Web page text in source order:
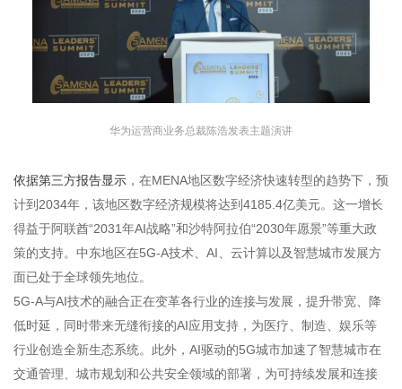
华为运营商业务总裁陈浩发表主题演讲
依据第三方报告显示 ，在MENA地区数字经济快速转型的趋势下，预
计到2034年，该地区数字经济规模将达到4185.4亿美元。这一增长
得益于阿联酋“2031年AI战略”和沙特阿拉伯“2030年愿景”等重大政
策的支持。中东地区在5G-A技术、AI、云计算以及智慧城市发展方
面已处于全球领先地位。
5G-A与AI技术的融合正在变革各行业的连接与发展，提升带宽、降
低时延，同时带来无缝衔接的AI应用支持，为医疗、制造、娱乐等
行业创造全新生态系统。此外，AI驱动的5G城市加速了智慧城市在
交通管理、城市规划和公共安全领域的部署，为可持续发展和连接